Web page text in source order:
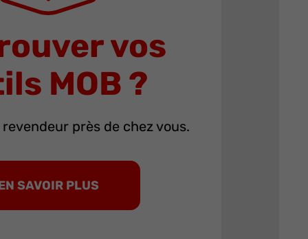
vos
MOB ?
près de chez vous.
SAVOIR PLUS